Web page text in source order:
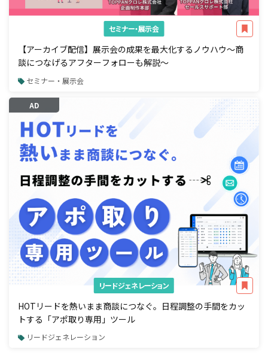
セミナー・展示会
【アーカイブ配信】展示会の成果を最大化するノウハウ～商
談につなげるアフターフォローも解説～
セミナー・展示会
AD
リードジェネレーション
HOTリードを熱いまま商談につなぐ。日程調整の手間をカッ
トする「アポ取り専用」ツール
リードジェネレーション